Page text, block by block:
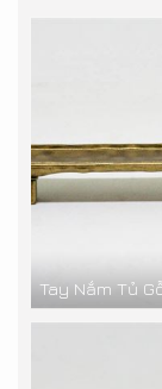
Tay Nắm Tủ